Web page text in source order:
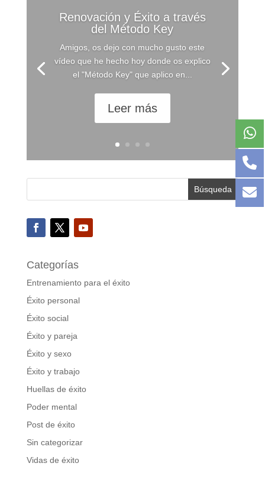
Renovación y Éxito a través
del Método Key
Amigos, os dejo con mucho gusto este
vídeo que he hecho hoy donde os explico
el "Método Key" que aplico en...
Leer más
Categorías
Entrenamiento para el éxito
Éxito personal
Éxito social
Éxito y pareja
Éxito y sexo
Éxito y trabajo
Huellas de éxito
Poder mental
Post de éxito
Sin categorizar
Vidas de éxito